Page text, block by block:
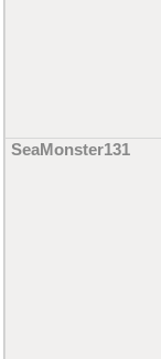
SeaMonster131